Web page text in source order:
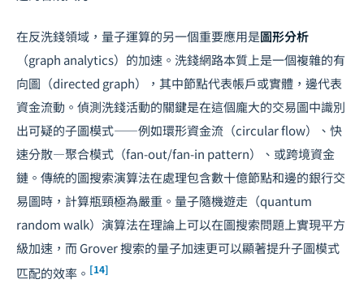
在反洗錢領域，量子運算的另一個重要應用是圖形分析
（graph analytics）的加速。洗錢網路本質上是一個複雜的有
向圖（directed graph），其中節點代表帳戶或實體，邊代表
資金流動。偵測洗錢活動的關鍵是在這個龐大的交易圖中識別
出可疑的子圖模式——例如環形資金流（circular flow）、快
速分散—聚合模式（fan-out/fan-in pattern）、或跨境資金
鏈。傳統的圖搜索演算法在處理包含數十億節點和邊的銀行交
易圖時，計算瓶頸極為嚴重。量子隨機遊走（quantum
random walk）演算法在理論上可以在圖搜索問題上實現平方
級加速，而 Grover 搜索的量子加速更可以顯著提升子圖模式
匹配的效率。 [14]